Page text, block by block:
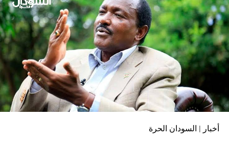
أخبار | السودان الحرة